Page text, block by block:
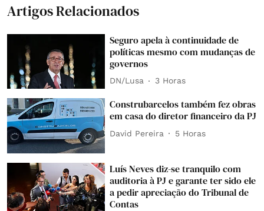
Artigos Relacionados
Seguro apela à continuidade de
políticas mesmo com mudanças de
governos
DN/Lusa 3 Horas
Construbarcelos também fez obras
em casa do diretor financeiro da PJ
David Pereira 5 Horas
Luís Neves diz-se tranquilo com
auditoria à PJ e garante ter sido ele
a pedir apreciação do Tribunal de
Contas